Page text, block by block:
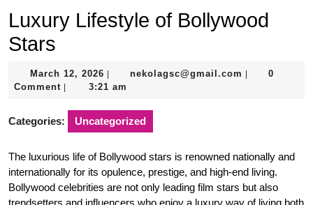
Luxury Lifestyle of Bollywood
Stars
March 12, 2026 March
12,
nekolagsc@gmail.com
0
Comment
3:21 am
Categories: Uncategorized
The luxurious life of Bollywood stars is renowned nationally and
internationally for its opulence, prestige, and high-end living.
Bollywood celebrities are not only leading film stars but also
trendsetters and influencers who enjoy a luxury way of living both